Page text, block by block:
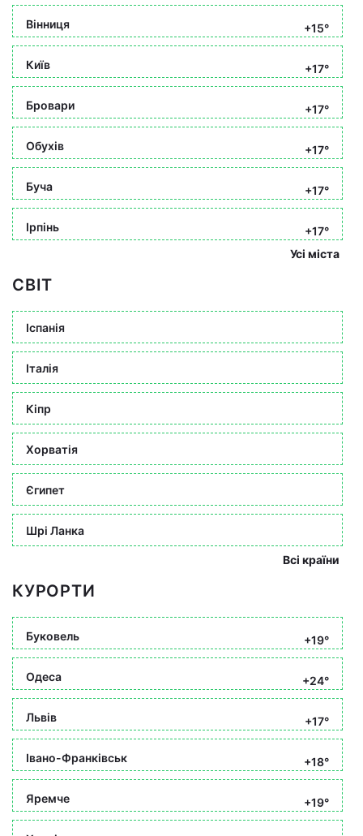
Вінниця +15°
Київ +17°
Бровари +17°
Обухів +17°
Буча +17°
Ірпінь
+17°
Усі міста
СВІТ
Іспанія
Італія
Кіпр
Хорватія
Єгипет
Шрі Ланка
Всі країни
КУРОРТИ
Буковель +19°
Одеса +24°
Львів +17°
Івано-Франківськ +18°
Яремче +19°